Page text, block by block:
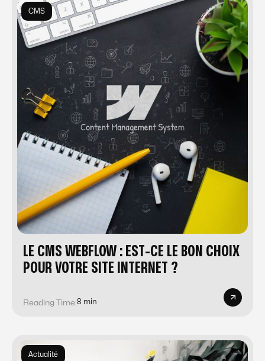
CMS
LE CMS WEBFLOW : EST-CE LE BON CHOIX
POUR VOTRE SITE INTERNET ?
Reading Time:8 min
Actualité